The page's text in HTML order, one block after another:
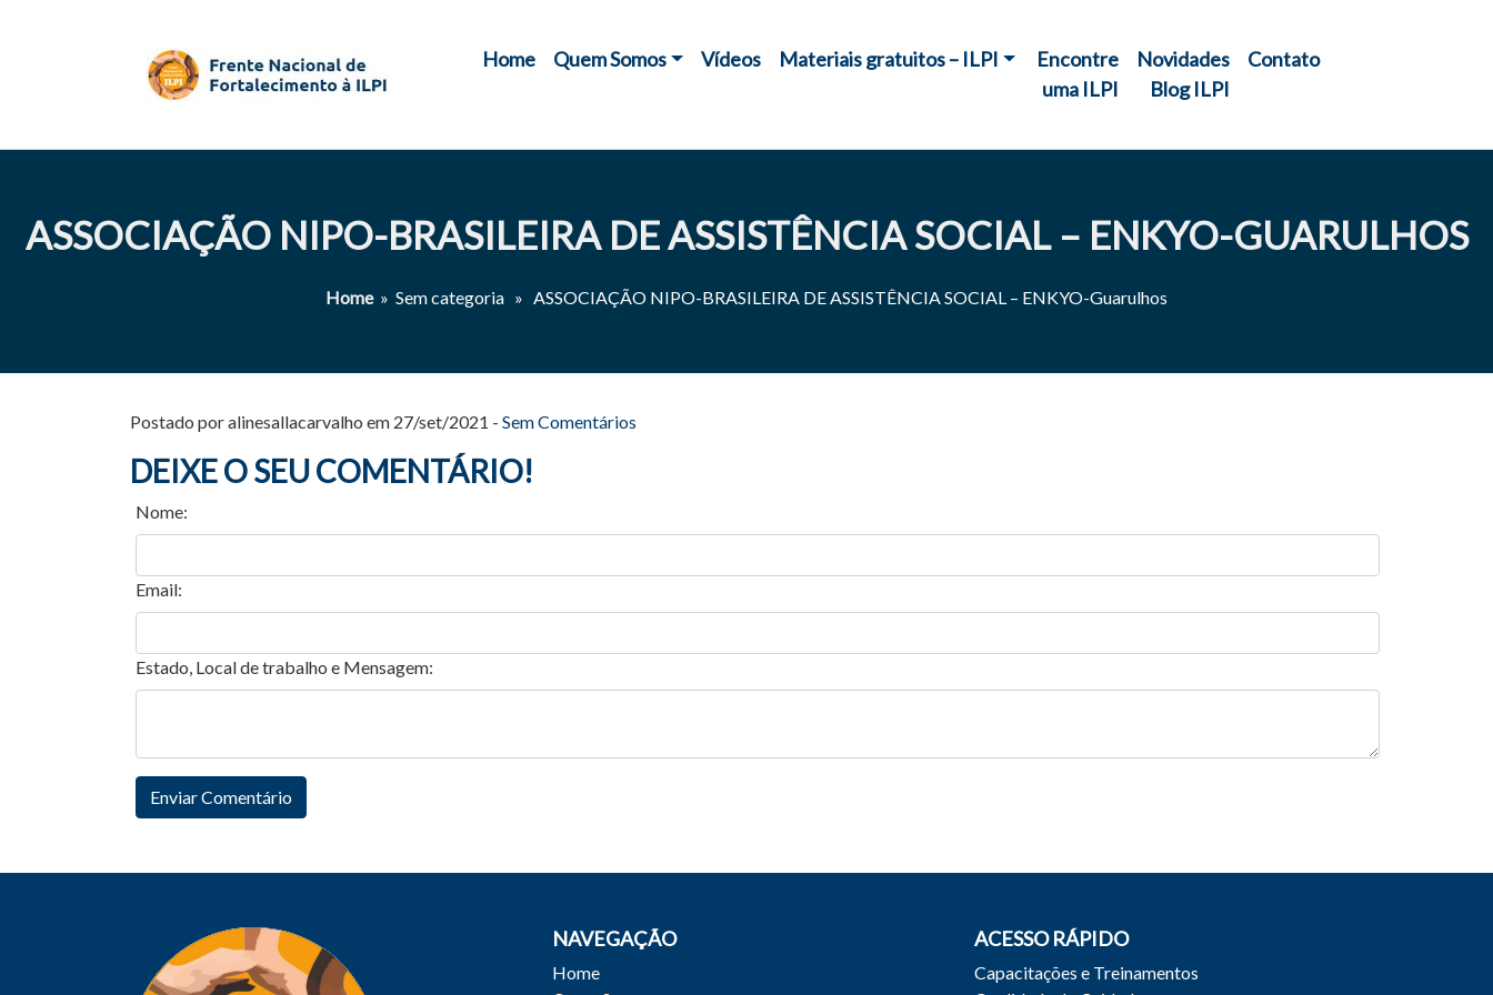
Home Quem Somos Vídeos Materiais gratuitos – ILPI
Encontre
uma ILPI
Novidades
Blog ILPI
Contato
ASSOCIAÇÃO NIPO-BRASILEIRA DE ASSISTÊNCIA SOCIAL – ENKYO-GUARULHOS
Home» Sem categoria » ASSOCIAÇÃO NIPO-BRASILEIRA DE ASSISTÊNCIA SOCIAL – ENKYO-Guarulhos
Postado por alinesallacarvalho em 27/set/2021 - Sem Comentários
DEIXE O SEU COMENTÁRIO!
Nome:
Email:
Estado, Local de trabalho e Mensagem:
NAVEGAÇÃO
Home
ACESSO RÁPIDO
Capacitações e Treinamentos